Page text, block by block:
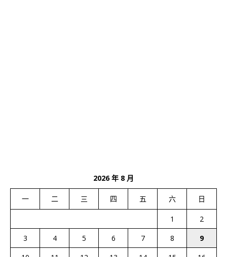
2026 年 8 月
一 二 三 四 五 六 日
1
2
3
4 5 6 7 8
9